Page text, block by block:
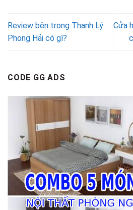
Review bên trong Thanh Lý
Phong Hải có gì?
Cửa
CODE GG ADS